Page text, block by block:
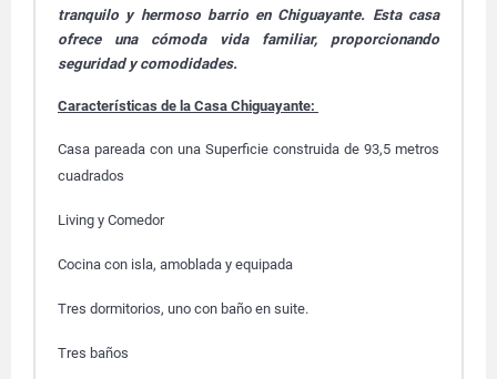
tranquilo y hermoso barrio en Chiguayante. Esta casa
ofrece una cómoda vida familiar, proporcionando
seguridad y comodidades.
Características de la Casa Chiguayante:
Casa pareada con una Superficie construida de 93,5 metros
cuadrados
Living y Comedor
Cocina con isla, amoblada y equipada
Tres dormitorios, uno con baño en suite.
Tres baños